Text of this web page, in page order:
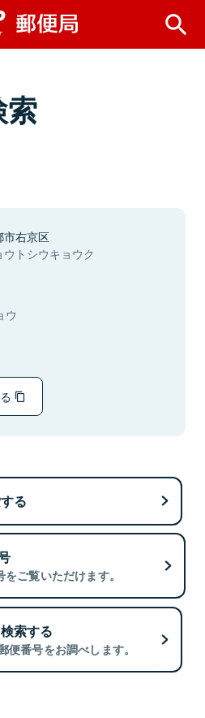
市右京区
ウトシウキョウク
ウ
る
ご覧いただけます。
索する
番号をお調べします。